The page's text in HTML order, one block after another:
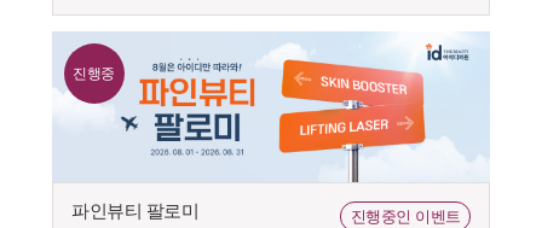
진행중
파인뷰티 팔로미 진행중인 이벤트